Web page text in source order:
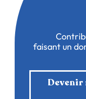
faisant un
Devenir